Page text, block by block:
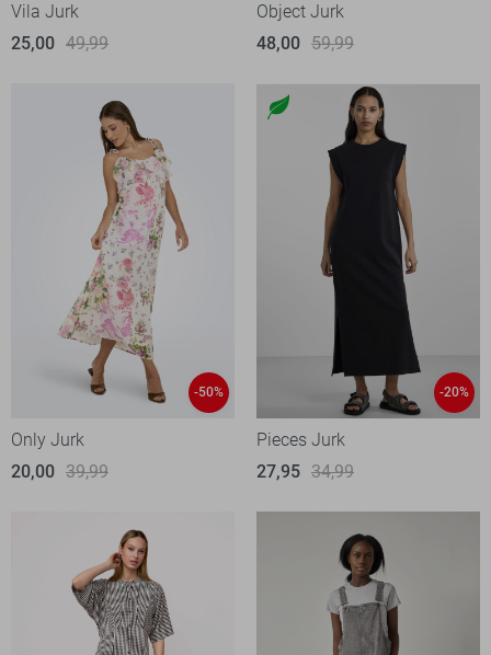
Vila Jurk
25,00 49,99
Object Jurk
48,00 59,99
-50%
Only Jurk
20,00 39,99
-20%
Pieces Jurk
27,95 34,99